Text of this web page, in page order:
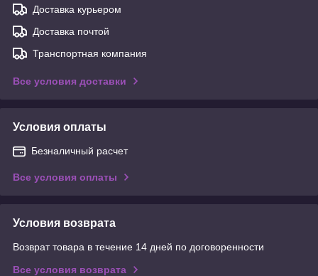
Доставка курьером
Доставка почтой
Транспортная компания
Все условия доставки
Условия оплаты
Безналичный расчет
Все условия оплаты
Условия возврата
Возврат товара в течение 14 дней по договоренности
Все условия возврата